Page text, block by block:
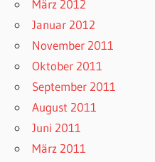
März 2012
Januar 2012
November 2011
Oktober 2011
September 2011
August 2011
Juni 2011
März 2011